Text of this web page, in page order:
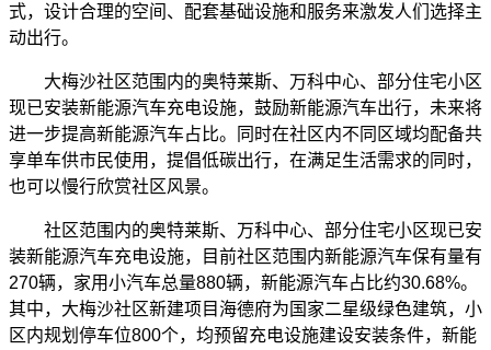
式，设计合理的空间、配套基础设施和服务来激发人们选择主
动出行。
大梅沙社区范围内的奥特莱斯、万科中心、部分住宅小区
现已安装新能源汽车充电设施，鼓励新能源汽车出行，未来将
进一步提高新能源汽车占比。同时在社区内不同区域均配备共
享单车供市民使用，提倡低碳出行，在满足生活需求的同时，
也可以慢行欣赏社区风景。
社区范围内的奥特莱斯、万科中心、部分住宅小区现已安
装新能源汽车充电设施，目前社区范围内新能源汽车保有量有
270辆，家用小汽车总量880辆，新能源汽车占比约30.68%。
其中，大梅沙社区新建项目海德府为国家二星级绿色建筑，小
区内规划停车位800个，均预留充电设施建设安装条件，新能